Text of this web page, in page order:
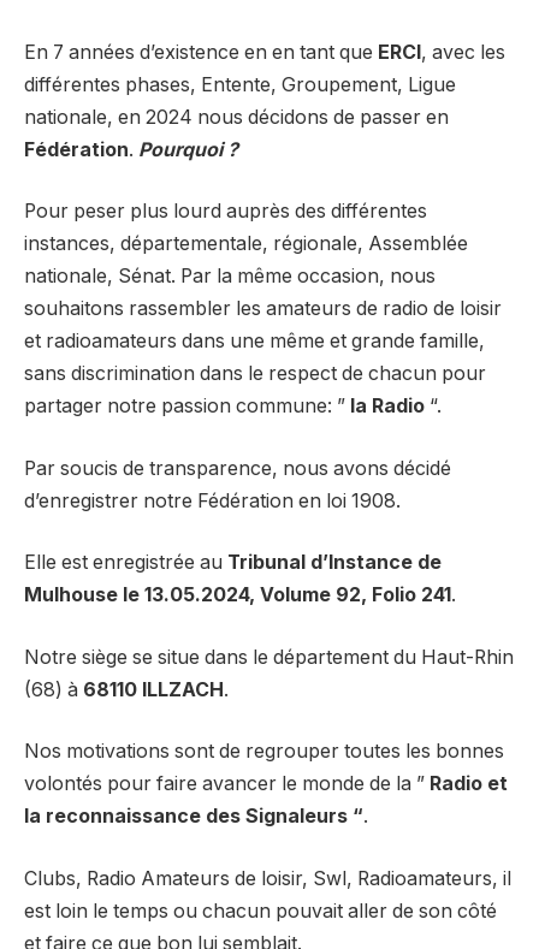
En 7 années d’existence en en tant que ERCI, avec les
différentes phases, Entente, Groupement, Ligue
nationale, en 2024 nous décidons de passer en
Fédération. Pourquoi ?
Pour peser plus lourd auprès des différentes
instances, départementale, régionale, Assemblée
nationale, Sénat. Par la même occasion, nous
souhaitons rassembler les amateurs de radio de loisir
et radioamateurs dans une même et grande famille,
sans discrimination dans le respect de chacun pour
partager notre passion commune: ” la Radio “.
Par soucis de transparence, nous avons décidé
d’enregistrer notre Fédération en loi 1908.
Elle est enregistrée au Tribunal d’Instance de
Mulhouse le 13.05.2024, Volume 92, Folio 241 .
Notre siège se situe dans le département du Haut-Rhin
(68) à 68110 ILLZACH.
Nos motivations sont de regrouper toutes les bonnes
volontés pour faire avancer le monde de la ” Radio et
la reconnaissance des Signaleurs “.
Clubs, Radio Amateurs de loisir, Swl, Radioamateurs, il
est loin le temps ou chacun pouvait aller de son côté
et faire ce que bon lui semblait.